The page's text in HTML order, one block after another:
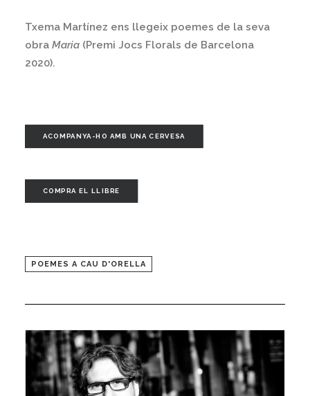
Txema Martínez ens llegeix poemes de la seva
obra Maria (Premi Jocs Florals de Barcelona
2020).
ACOMPANYA-HO AMB UNA CERVESA
COMPRA EL LLIBRE
POEMES A CAU D'ORELLA